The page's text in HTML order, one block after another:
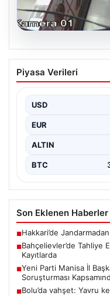
06.08.2026
Binanın Çökme
endişe verici sesler
edilen dört…
Piyasa Verileri
USD
EUR
ALTIN
BTC
Son Eklenen Haberler
■Hakkari’de
■Bahçelievler’de Tahliye
Kayıtlarda
■Yeni Parti Manisa İl
Soruşturması
■Bolu’da vahşet: Yavru